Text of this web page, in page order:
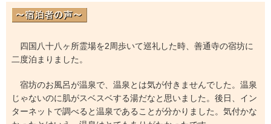
四国八十八ヶ所霊場を2周歩いて巡礼した時、善通寺の宿坊に
二度泊まりました。
宿坊のお風呂が温泉で、温泉とは気が付きませんでした。温泉
じゃないのに肌がスベスベする湯だなと思いました。後日、イン
ターネットで調べると温泉であることが分かりました。気付かな